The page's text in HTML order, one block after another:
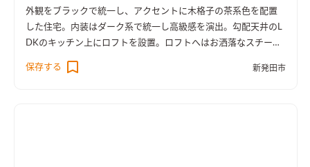
外観をブラックで統一し、アクセントに木格子の茶系色を配置
した住宅。内装はダーク系で統一し高級感を演出。勾配天井のL
DKのキッチン上にロフトを設置。ロフトへはお洒落なスチール
製の登り梯子を使います。
保存する
新発田市